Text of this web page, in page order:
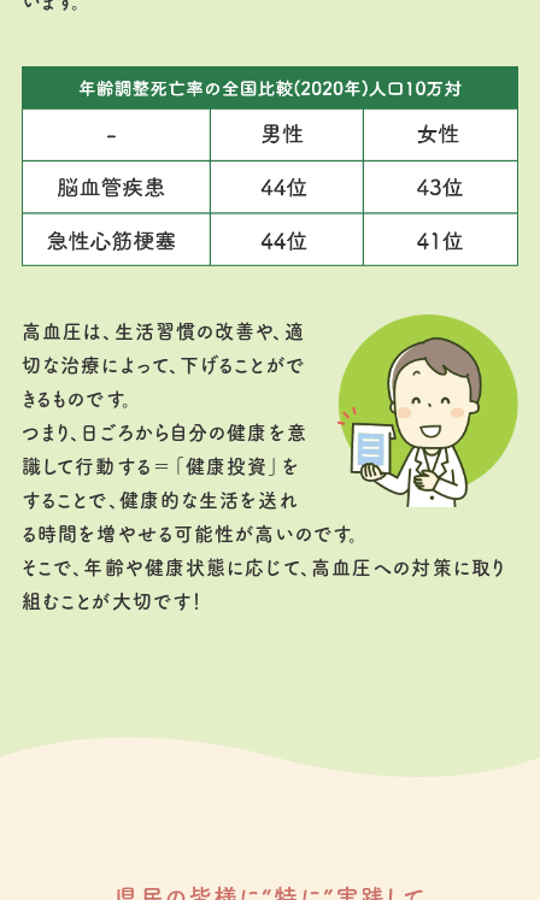
高血圧は、生活習慣の改善や、適
切な治療によって、下げることがで
きるものです。
つまり、日ごろから自分の健康を意
識して行動する＝「健康投資」を
することで、健康的な生活を送れ
る時間を増やせる可能性が高いのです。
そこで、年齢や健康状態に応じて、高血圧への対策に取り
組むことが大切です！